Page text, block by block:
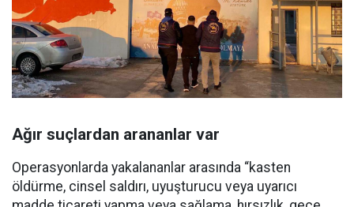
Ağır suçlardan arananlar var
Operasyonlarda yakalananlar arasında “kasten
öldürme, cinsel saldırı, uyuşturucu veya uyarıcı